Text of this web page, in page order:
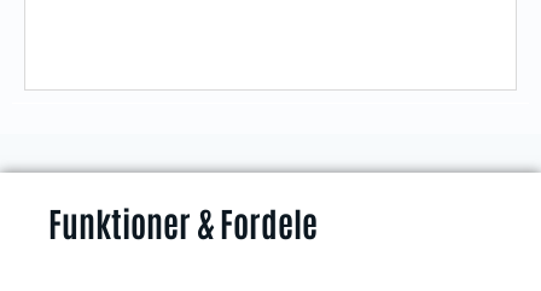
Funktioner & Fordele